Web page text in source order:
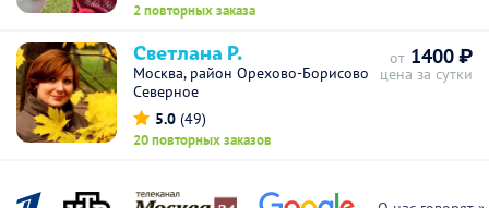
2 повторных заказа
Светлана Р.
Москва, район Орехово-Борисово
Северное
5.0 (49)
20 повторных заказов
от 1400 ₽
цена за сутки